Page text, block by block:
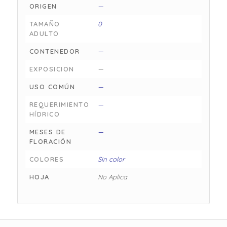
ORIGEN —
TAMAÑO
ADULTO
0
CONTENEDOR —
EXPOSICION —
USO COMÚN —
REQUERIMIENTO
HÍDRICO
—
MESES DE
FLORACIÓN
—
COLORES Sin color
HOJA No Aplica